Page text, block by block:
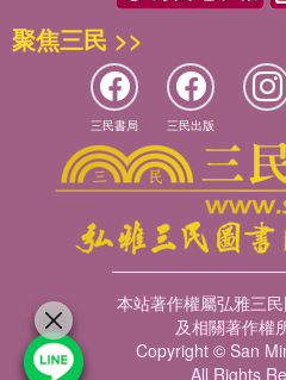
聚焦三民 >>
三民書局 三民出版
本站著作權屬弘雅三
及相關著作權
Copyright © San
All Rights